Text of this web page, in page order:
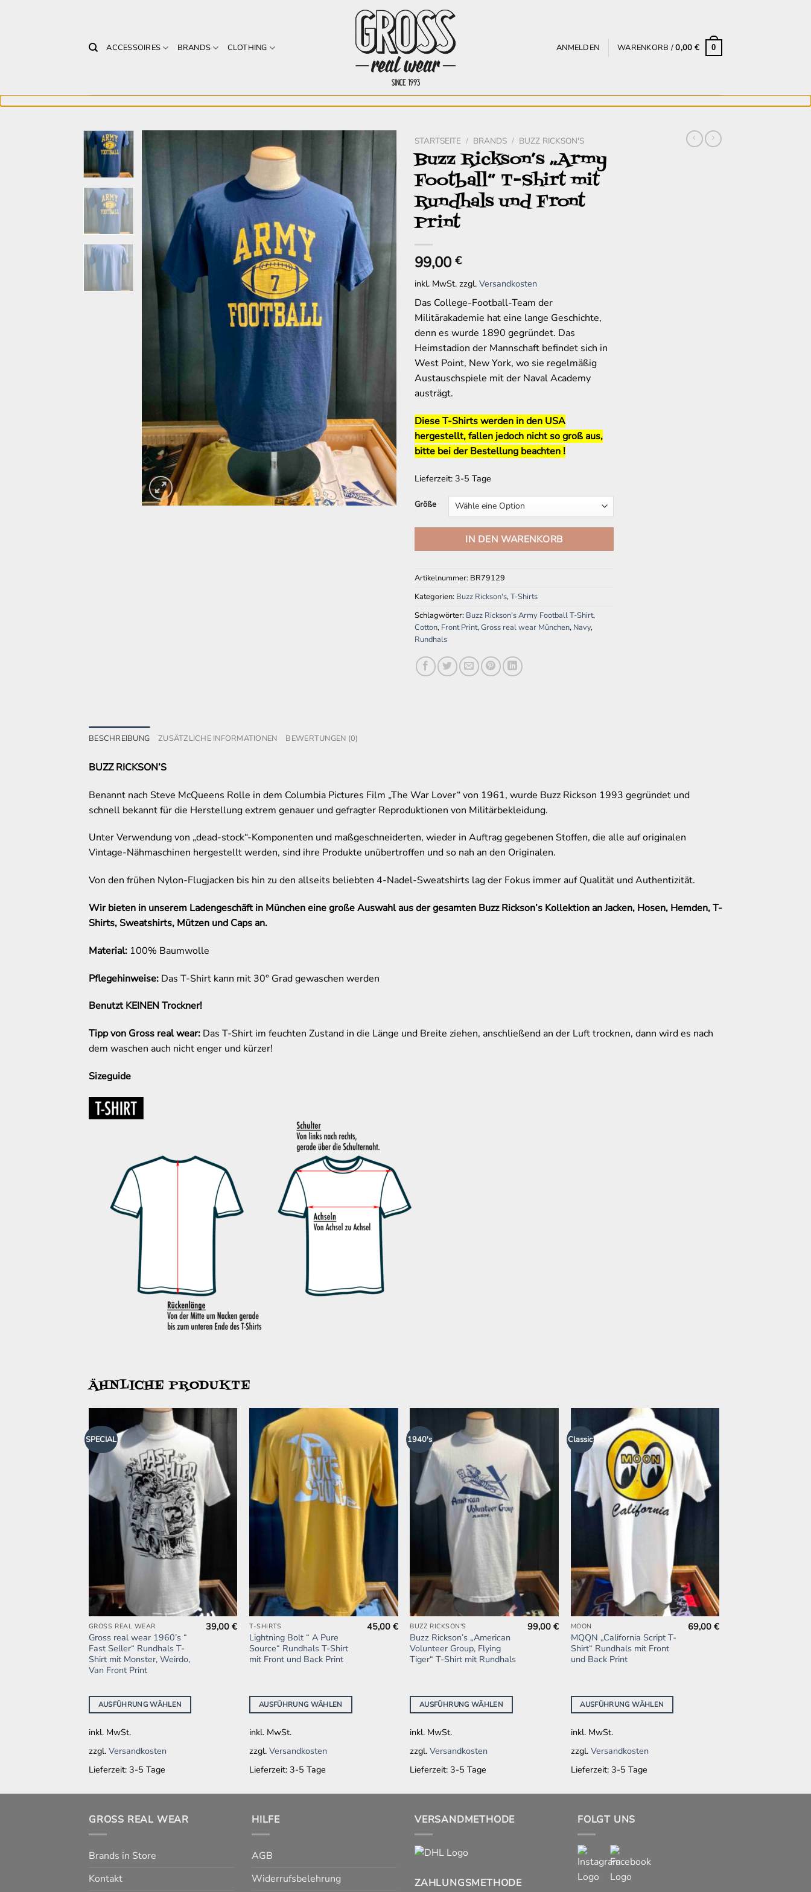
ACCESSOIRES BRANDS CLOTHING ANMELDEN WARENKORB /0,00 € 0
Zur
Wunschliste
hinzufügen
STARTSEITE / BRANDS / BUZZ RICKSON'S
Buzz Rickson’s „Army
Football“ T-Shirt mit
Rundhals und Front
Print
99,00 €
inkl. MwSt. zzgl. Versandkosten
Das College-Football-Team der
Militärakademie hat eine lange Geschichte,
denn es wurde 1890 gegründet. Das
Heimstadion der Mannschaft befindet sich in
West Point, New York, wo sie regelmäßig
Austauschspiele mit der Naval Academy
austrägt.
Diese T-Shirts werden in den USA
hergestellt, fallen jedoch nicht so groß aus,
bitte bei der Bestellung beachten !
Lieferzeit: 3-5 Tage
Größe
IN DEN WARENKORB
Artikelnummer: BR79129
Kategorien: Buzz Rickson's,T-Shirts
Schlagwörter: Buzz Rickson's Army Football T-Shirt,
Cotton, Front Print,Gross real wear München, Navy,
Rundhals
BESCHREIBUNG ZUSÄTZLICHE INFORMATIONEN BEWERTUNGEN (0)
BUZZ RICKSON’S
Benannt nach Steve McQueens Rolle in dem Columbia Pictures Film „The War Lover“ von 1961, wurde Buzz Rickson 1993 gegründet und
schnell bekannt für die Herstellung extrem genauer und gefragter Reproduktionen von Militärbekleidung.
Unter Verwendung von „dead-stock“-Komponenten und maßgeschneiderten, wieder in Auftrag gegebenen Stoffen, die alle auf originalen
Vintage-Nähmaschinen hergestellt werden, sind ihre Produkte unübertroffen und so nah an den Originalen.
Von den frühen Nylon-Flugjacken bis hin zu den allseits beliebten 4-Nadel-Sweatshirts lag der Fokus immer auf Qualität und Authentizität.
Wir bieten in unserem Ladengeschäft in München eine große Auswahl aus der gesamten Buzz Rickson’s Kollektion an Jacken, Hosen, Hemden, T-
Shirts, Sweatshirts, Mützen und Caps an.
Material: 100% Baumwolle
Pflegehinweise: Das T-Shirt kann mit 30° Grad gewaschen werden
Benutzt KEINEN Trockner!
Tipp von Gross real wear: Das T-Shirt im feuchten Zustand in die Länge und Breite ziehen, anschließend an der Luft trocknen, dann wird es nach
dem waschen auch nicht enger und kürzer!
Sizeguide
ÄHNLICHE PRODUKTE
SPECIAL
Zur
Wunschliste
hinzufügen
GROSS REAL WEAR
Gross real wear 1960’s “
Fast Seller“ Rundhals T-
Shirt mit Monster, Weirdo,
Van Front Print
39,00€
AUSFÜHRUNG WÄHLEN
Dieses
Produkt
weist
mehrere
auf.
Die
können
auf
der
gewählt
inkl. MwSt.
zzgl. Versandkosten
Lieferzeit: 3-5 Tage
Wunschliste
hinzufügen
T-SHIRTS
Lightning Bolt “ A Pure
Source“ Rundhals T-Shirt
mit Front und Back Print
45,00 €
AUSFÜHRUNG WÄHLEN
Dieses
Produkt
weist
auf.
Die
können
auf
der
gewählt
inkl. MwSt.
zzgl.Versandkosten
Lieferzeit: 3-5 Tage
1940's
Zur
Wunschliste
hinzufügen
BUZZ RICKSON'S
Buzz Rickson’s „American
Volunteer Group, Flying
Tiger“ T-Shirt mit Rundhals
99,00 €
AUSFÜHRUNG WÄHLEN
Dieses
Produkt
weist
auf.
Die
können
auf
der
gewählt
inkl. MwSt.
zzgl.Versandkosten
Lieferzeit: 3-5 Tage
Classic
Zur
Wunschliste
hinzufügen
MOON
MQQN „California Script T-
Shirt“ Rundhals mit Front
und Back Print
69,00€
AUSFÜHRUNG WÄHLEN
Dieses
Produkt
weist
auf.
Die
können
auf
der
gewählt
inkl. MwSt.
zzgl. Versandkosten
Lieferzeit: 3-5 Tage
GROSS REAL WEAR
Brands in Store
Kontakt
HILFE
AGB
Widerrufsbelehrung
VERSANDMETHODE
ZAHLUNGSMETHODE
FOLGT UNS